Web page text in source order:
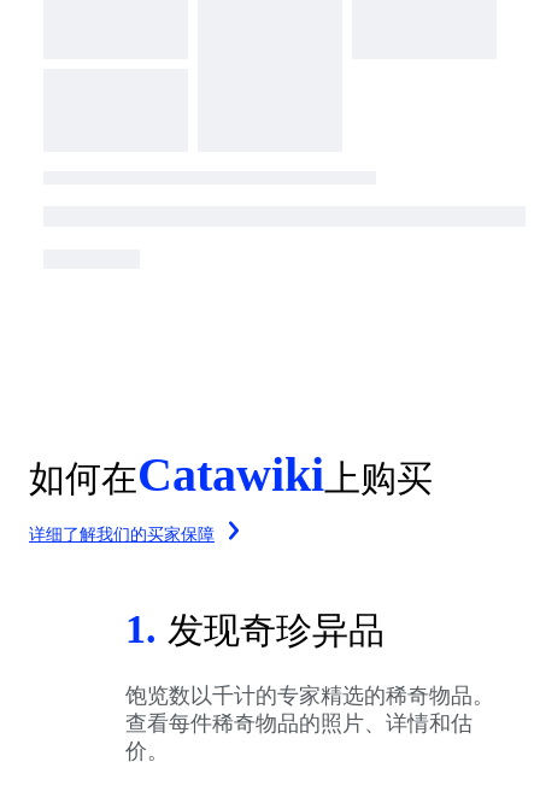
如何在Catawiki 上购买
详细了解我们的买家保障
1. 发现奇珍异品
饱览数以千计的专家精选的稀奇物品。
查看每件稀奇物品的照片、详情和估
价。